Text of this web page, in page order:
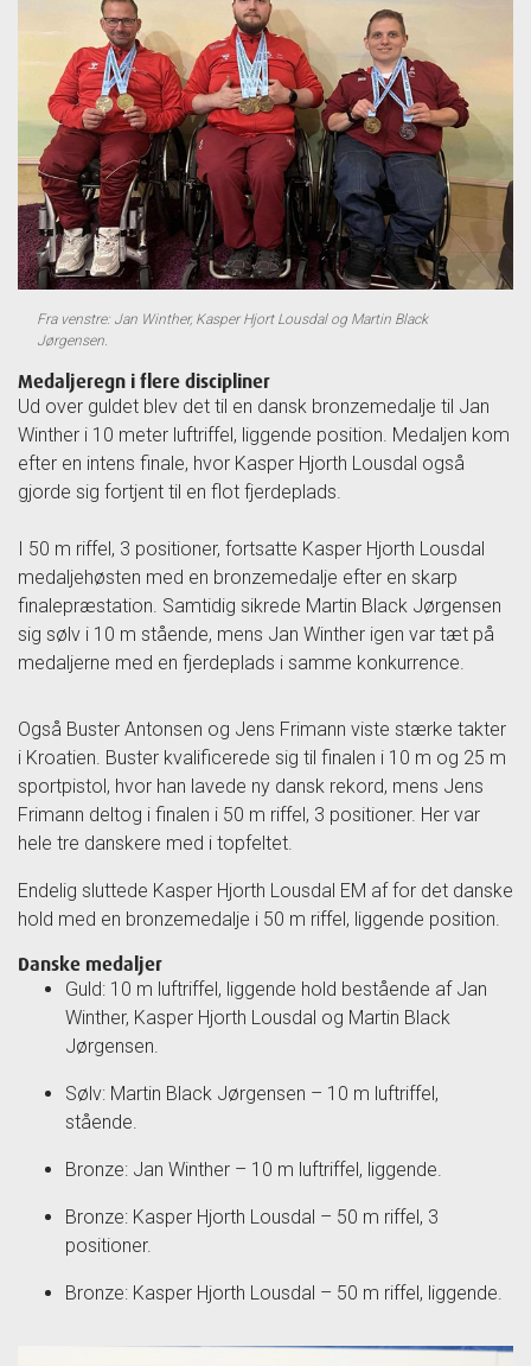
Fra venstre: Jan Winther, Kasper Hjort Lousdal og Martin Black
Jørgensen.
Medaljeregn i flere discipliner
Ud over guldet blev det til en dansk bronzemedalje til Jan
Winther i 10 meter luftriffel, liggende position. Medaljen kom
efter en intens finale, hvor Kasper Hjorth Lousdal også
gjorde sig fortjent til en flot fjerdeplads.
I 50 m riffel, 3 positioner, fortsatte Kasper Hjorth Lousdal
medaljehøsten med en bronzemedalje efter en skarp
finalepræstation. Samtidig sikrede Martin Black Jørgensen
sig sølv i 10 m stående, mens Jan Winther igen var tæt på
medaljerne med en fjerdeplads i samme konkurrence.
Også Buster Antonsen og Jens Frimann viste stærke takter
i Kroatien. Buster kvalificerede sig til finalen i 10 m og 25 m
sportpistol, hvor han lavede ny dansk rekord, mens Jens
Frimann deltog i finalen i 50 m riffel, 3 positioner. Her var
hele tre danskere med i topfeltet.
Endelig sluttede Kasper Hjorth Lousdal EM af for det danske
hold med en bronzemedalje i 50 m riffel, liggende position.
Danske medaljer
Guld: 10 m luftriffel, liggende hold bestående af Jan
Winther, Kasper Hjorth Lousdal og Martin Black
Jørgensen.
Sølv: Martin Black Jørgensen – 10 m luftriffel,
stående.
Bronze: Jan Winther – 10 m luftriffel, liggende.
Bronze: Kasper Hjorth Lousdal – 50 m riffel, 3
positioner.
Bronze: Kasper Hjorth Lousdal – 50 m riffel, liggende.